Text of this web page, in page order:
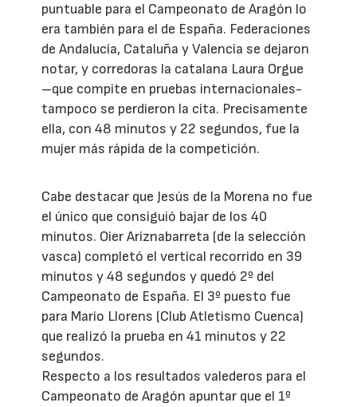
puntuable para el Campeonato de Aragón lo
era también para el de España. Federaciones
de Andalucía, Cataluña y Valencia se dejaron
notar, y corredoras la catalana Laura Orgue
–que compite en pruebas internacionales-
tampoco se perdieron la cita. Precisamente
ella, con 48 minutos y 22 segundos, fue la
mujer más rápida de la competición.
Cabe destacar que Jesús de la Morena no fue
el único que consiguió bajar de los 40
minutos. Oier Ariznabarreta (de la selección
vasca) completó el vertical recorrido en 39
minutos y 48 segundos y quedó 2º del
Campeonato de España. El 3º puesto fue
para Mario Llorens (Club Atletismo Cuenca)
que realizó la prueba en 41 minutos y 22
segundos.
Respecto a los resultados valederos para el
Campeonato de Aragón apuntar que el 1º